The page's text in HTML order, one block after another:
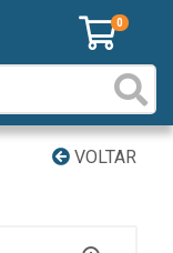
0
VOLTAR